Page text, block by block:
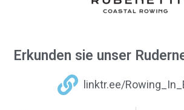
Erkunden sie unser
linktr.ee/